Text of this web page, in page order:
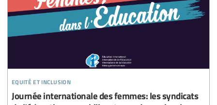
equité et inclusion
Journée internationale des femmes: les syndicats